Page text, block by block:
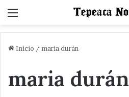
Menu
Inicio / maria durán
maria durán